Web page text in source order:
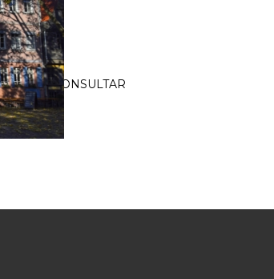
CONSULTAR